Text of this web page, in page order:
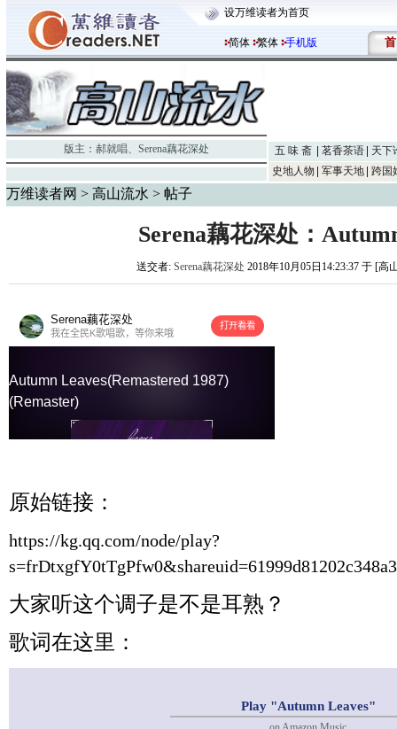
设万维读者为首页
简体 繁体 手机版 首
版主： 郝就唱、 Serena藕花深处 五 味 斋 茗香茶语
天下
史地人物
军事天地 跨国
万维读者网 > 高山流水 > 帖子
Serena藕花深处：
送交者: Serena藕花深处 2018年10月05日14:23:37 于 [高
原始链接：
https://kg.qq.com/node/play?
大家听这个调子是不是耳熟？
歌词在这里：
Play "Autumn Leaves"